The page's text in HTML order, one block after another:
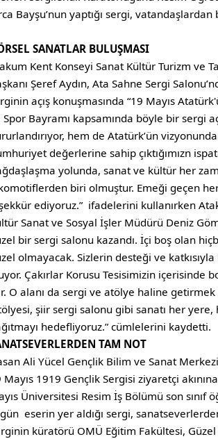
Bayşu’nun yaptığı sergi,
SANATLAR BULUŞMASI
Kent Konseyi Sanat Kültür Turizm ve
Şeref Aydın, Ata Sahne Sergi
açış konuşmasında “19 Mayıs
Spor Bayramı kapsamında böyle bir sergi
hem de Atatürk’ün
değerlerine sahip çıktığımızn
yolunda, sanat ve kültür her
biri olmuştur. Emeği geçen
ediyoruz.” ifadelerini kullanırken
Sanat ve Sosyal İşler Müdürü Deniz
bir sergi salonu kazandı. İçi boş olan
olmayacak. Sizlerin desteği ve
Çakırlar Korusu Tesisimizin içerisinde
O alanı da sergi ve atölye haline getirmek
şiir sergi salonu gibi sanatı her yere,
hedefliyoruz.” cümlelerini kaydetti.
TAM NOT
Ali Yücel Gençlik Bilim ve Sanat
Mayıs 1919 Gençlik Sergisi ziyaretçi
Üniversitesi Resim İş Bölümü son sınıf
eserin yer aldığı sergi,
küratörü OMÜ Eğitim Fakültesi,